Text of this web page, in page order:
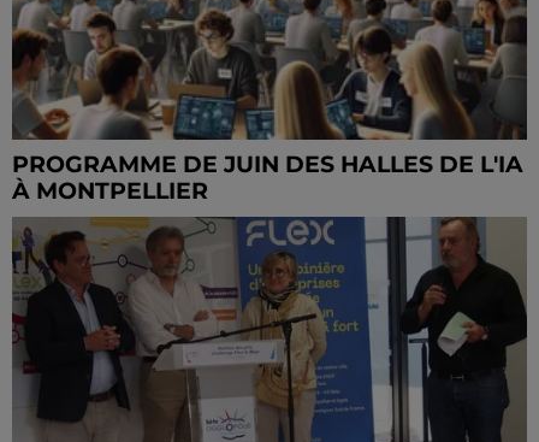
PROGRAMME DE JUIN DES HALLES DE L'IA
À MONTPELLIER